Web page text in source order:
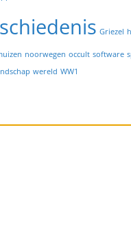
Griezel
noorwegen occult software
wereld WW1